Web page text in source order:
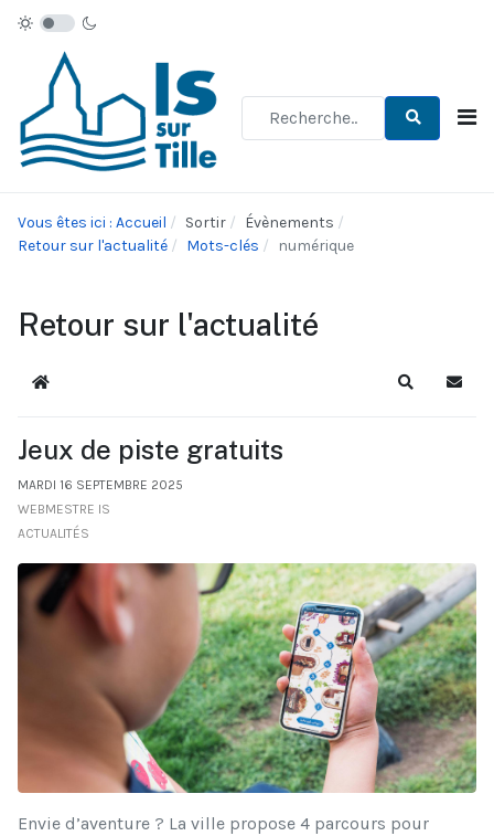
Vous êtes ici : Accueil Sortir
Évènements
Retour sur l'actualité
Mots-clés numérique
Retour sur l'actualité
Accueil Recherche
Jeux de piste gratuits
MARDI 16 SEPTEMBRE 2025
WEBMESTRE IS
ACTUALITÉS
Envie d’aventure ? La ville propose 4 parcours pour